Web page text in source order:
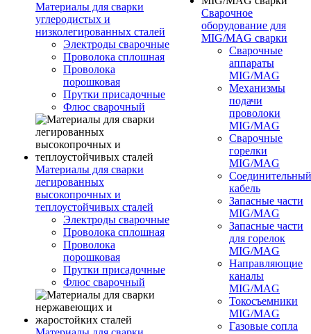
Материалы для сварки
углеродистых и
низколегированных сталей
Электроды сварочные
Проволока сплошная
Проволока
порошковая
Прутки присадочные
Флюс сварочный
Материалы для сварки
легированных
высокопрочных и
теплоустойчивых сталей
Электроды сварочные
Проволока сплошная
Проволока
порошковая
Прутки присадочные
Флюс сварочный
Сварочное
оборудование для
MIG/MAG сварки
Сварочные
аппараты
MIG/MAG
Механизмы
подачи
проволоки
MIG/MAG
Сварочные
горелки
MIG/MAG
Соединительный
кабель
Запасные части
MIG/MAG
Запасные части
для горелок
MIG/MAG
Направляющие
каналы
MIG/MAG
Токосъемники
MIG/MAG
Газовые сопла